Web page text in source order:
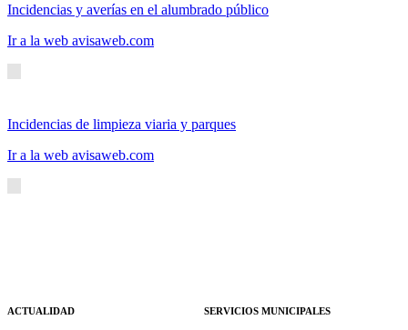
Incidencias y averías en el alumbrado público
Ir a la web avisaweb.com
Incidencias de limpieza viaria y parques
Ir a la web avisaweb.com
ACTUALIDAD SERVICIOS MUNICIPALES